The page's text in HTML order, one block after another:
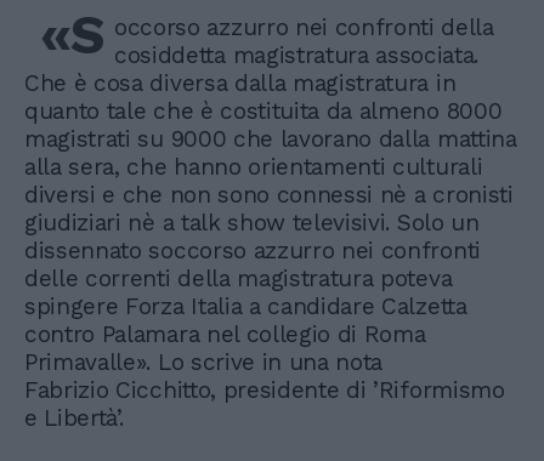
«S occorso azzurro nei confronti della
cosiddetta magistratura associata.
Che è cosa diversa dalla magistratura in
quanto tale che è costituita da almeno 8000
magistrati su 9000 che lavorano dalla mattina
alla sera, che hanno orientamenti culturali
diversi e che non sono connessi nè a cronisti
giudiziari nè a talk show televisivi. Solo un
dissennato soccorso azzurro nei confronti
delle correnti della magistratura poteva
spingere Forza Italia a candidare Calzetta
contro Palamara nel collegio di Roma
Primavalle». Lo scrive in una nota
Fabrizio Cicchitto, presidente di ’Riformismo
e Libertà’.